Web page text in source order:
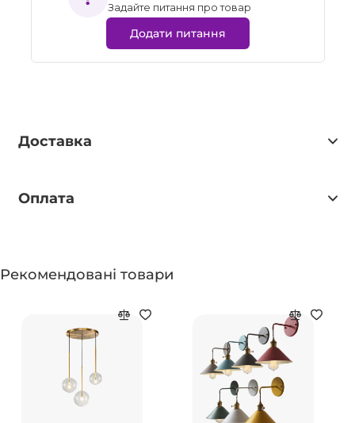
Задайте питання про товар
Додати питання
Доставка
Оплата
Рекомендовані товари